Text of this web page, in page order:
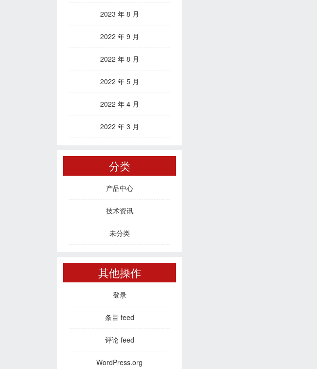
2023 年 8 月
2022 年 9 月
2022 年 8 月
2022 年 5 月
2022 年 4 月
2022 年 3 月
分类
产品中心
技术资讯
未分类
其他操作
登录
条目 feed
评论 feed
WordPress.org